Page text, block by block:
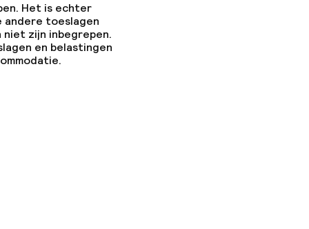
Het is echter
andere toeslagen
zijn inbegrepen.
en belastingen